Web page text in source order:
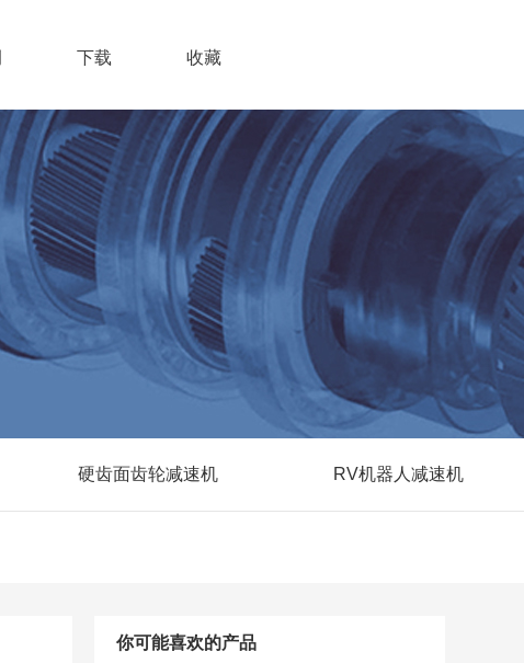
下载 收藏
硬齿面齿轮减速机 RV机器人减速机
你可能喜欢的产品